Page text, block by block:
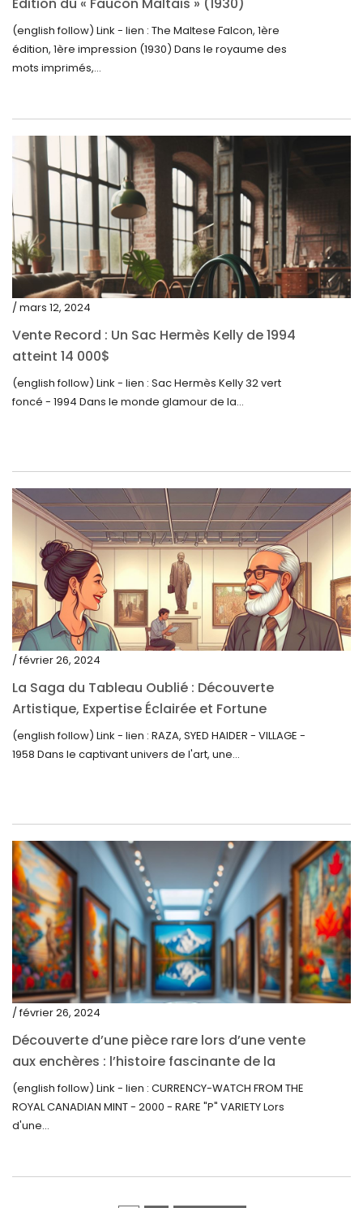
mars 2023
février 2023
janvier 2023
novembre 2022
octobre 2022
septembre 2022
août 2022
juillet 2022
juin 2022
mai 2022
mars 2022
février 2022
septembre 2021
août 2021
juillet 2021
juin 2021
mai 2021
avril 2021
mars 2021
janvier 2021
décembre 2020
novembre 2020
septembre 2020
juillet 2020
juin 2020
mai 2020
mars 2020
février 2020
décembre 2019
octobre 2019
septembre 2019
juin 2019
avril 2019
(english follow) Link - lien : The Maltese Falcon, 1ère
édition, 1ère impression (1930) Dans le royaume des
mots imprimés,...
/ mars 12, 2024
Vente Record : Un Sac Hermès Kelly de 1994
atteint 14 000$
(english follow) Link - lien : Sac Hermès Kelly 32 vert
foncé - 1994 Dans le monde glamour de la...
/ février 26, 2024
La Saga du Tableau Oublié : Découverte
Artistique, Expertise Éclairée et Fortune
Inattendue
(english follow) Link - lien : RAZA, SYED HAIDER - VILLAGE -
1958 Dans le captivant univers de l'art, une...
/ février 26, 2024
Découverte d’une pièce rare lors d’une vente
aux enchères : l’histoire fascinante de la
Monnaie-Montre de la Monnaie Royale du
Canada (2000) Rare Variété « P »
(english follow) Link - lien : CURRENCY-WATCH FROM THE
ROYAL CANADIAN MINT - 2000 - RARE "P" VARIETY Lors
d'une...